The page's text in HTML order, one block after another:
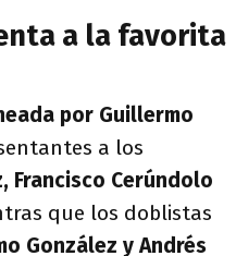
a la favorita
por Guillermo
a los
Francisco Cerúndolo
que los doblistas
González y Andrés